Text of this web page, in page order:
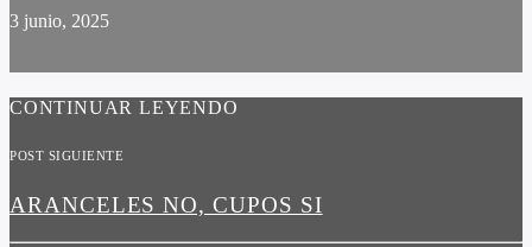
3 junio, 2025
CONTINUAR LEYENDO
POST SIGUIENTE
ARANCELES NO, CUPOS SI